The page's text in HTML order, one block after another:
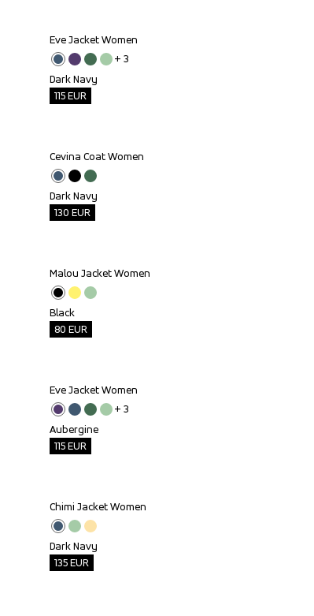
Outlet
Eve Jacket Women
+ 3
Dark Navy
115EUR
Outlet
Cevina Coat Women
Dark Navy
130 EUR
Outlet
Malou Jacket Women
Black
80 EUR
Outlet
Eve Jacket Women
+ 3
Aubergine
115EUR
Outlet
Chimi Jacket Women
Dark Navy
135EUR